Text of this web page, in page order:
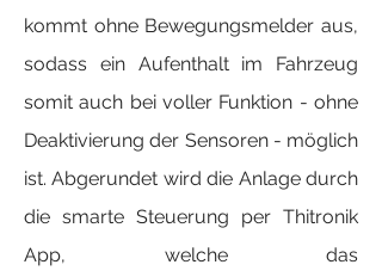
kommt ohne Bewegungsmelder aus,
sodass ein Aufenthalt im Fahrzeug
somit auch bei voller Funktion - ohne
Deaktivierung der Sensoren - möglich
ist. Abgerundet wird die Anlage durch
die smarte Steuerung per Thitronik
App, welche das